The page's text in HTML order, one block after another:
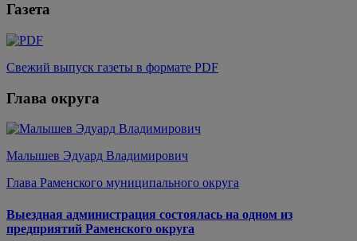
Газета
Свежий выпуск газеты в формате PDF
Глава округа
Малышев Эдуард Владимирович
Глава Раменского муниципального округа
Выездная администрация состоялась на одном из
предприятий Раменского округа